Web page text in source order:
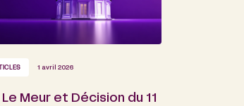
1 avril 2026
Le Meur et Décision du 11